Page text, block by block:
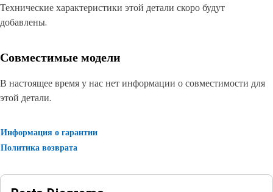
Технические характеристики этой детали скоро будут
добавлены.
Совместимые модели
В настоящее время у нас нет информации о совместимости для
этой детали.
Информация о гарантии
Политика возврата